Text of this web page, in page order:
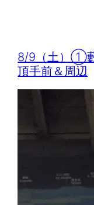
8/9（土）①
頂手前＆周辺